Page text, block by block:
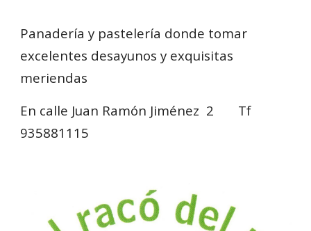
Panadería y pastelería donde tomar
excelentes desayunos y exquisitas
meriendas
En calle Juan Ramón Jiménez 2 Tf
935881115